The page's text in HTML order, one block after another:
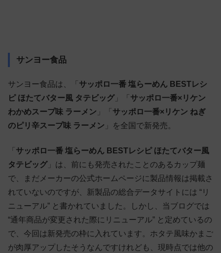
サンヨー食品
サンヨー食品は、「 サッポロ一番 塩らーめん BESTレシ
ピ ほたてバター風 タテビッグ」「 サッポロ一番×リケン
わかめスープ味 ラーメン 」「 サッポロ一番×リケン ねぎ
のピリ辛スープ味 ラーメン 」を全国で新発売。
「 サッポロ一番 塩らーめん BESTレシピ ほたてバター風
タテビッグ」は、前にも発売されたことのあるカップ麺
で、まだメーカーの公式ホームページに製品情報は掲載さ
れていないのですが、新製品の総合データサイトには “リ
ニューアル” と書かれていました。しかし、当ブログでは
“通年商品が変更された際にリニューアル” と定めているの
で、今回は新発売の枠に入れています。ホタテ風味かまご
が肉厚アップしたそうなんですけれども、現時点では他の